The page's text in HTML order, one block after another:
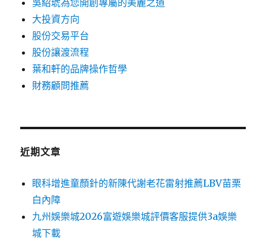
吳紹琥為您開創專屬的美麗之道
大投資方向
股份交易平台
股份讓渡流程
葉和軒的品牌操作哲學
財務顧問推薦
近期文章
眼科增進童顏針的新陳代謝老花雷射推薦LBV苗栗
白內障
九州娛樂城2026富遊娛樂城評價客服提供3a娛樂
城下載